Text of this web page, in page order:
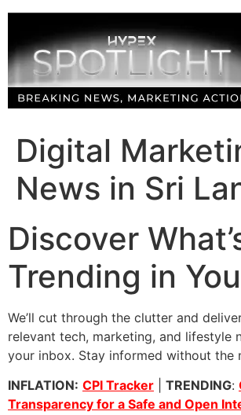
Skip
content
Digital
News in Sri
Discover
Trending in
We’ll cut through the clutter and
relevant tech, marketing, and lifestyle
your inbox. Stay informed without the
INFLATION: CPI Tracker TRENDING:
Transparency for a Safe and Open